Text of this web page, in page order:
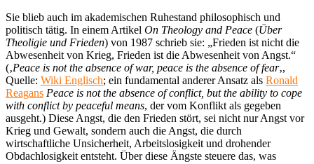
Sie blieb auch im akademischen Ruhestand philosophisch und
politisch tätig. In einem Artikel On Theology and Peace (Über
Theoligie und Frieden) von 1987 schrieb sie: „Frieden ist nicht die
Abwesenheit von Krieg, Frieden ist die Abwesenheit von Angst.“
(‚Peace is not the absence of war, peace is the absence of fear‚,
Quelle: Wiki Englisch; ein fundamental anderer Ansatz als Ronald
Reagans Peace is not the absence of conflict, but the ability to cope
with conflict by peaceful means, der vom Konflikt als gegeben
ausgeht.) Diese Angst, die den Frieden stört, sei nicht nur Angst vor
Krieg und Gewalt, sondern auch die Angst, die durch
wirtschaftliche Unsicherheit, Arbeitslosigkeit und drohender
Obdachlosigkeit entsteht. Über diese Ängste steuere das, was